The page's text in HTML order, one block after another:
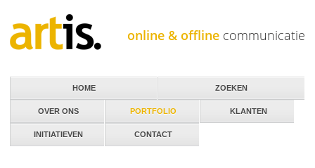
online & offline communicatie
HOME
OVER ONS PORTFOLIO KLANTEN
INITIATIEVEN CONTACT
ZOEKEN